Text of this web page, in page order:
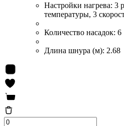
Настройки нагрева: 3
температуры, 3
Количество насадок: 6
Длина шнура (м): 2.68